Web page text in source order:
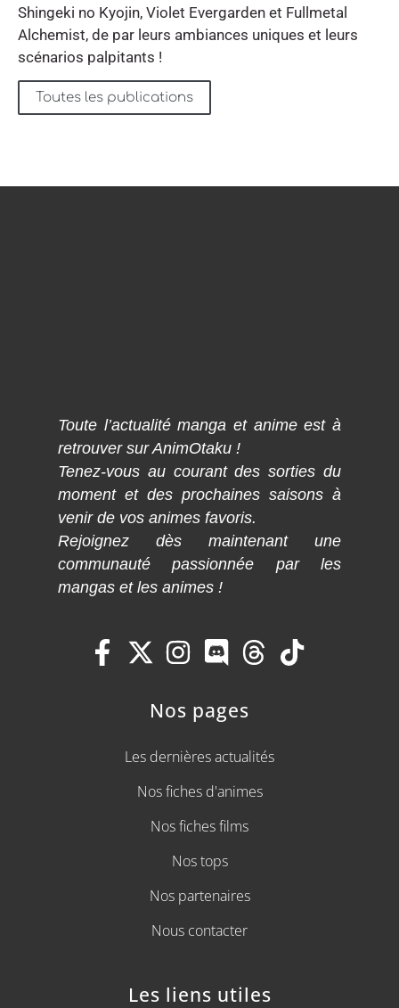
Shingeki no Kyojin, Violet Evergarden et Fullmetal
Alchemist, de par leurs ambiances uniques et leurs
scénarios palpitants !
Toutes les publications
Toute l’actualité manga et anime est à
retrouver sur AnimOtaku !
Tenez-vous au courant des sorties du
moment et des prochaines saisons à
venir de vos animes favoris.
Rejoignez dès maintenant une
communauté passionnée par les
mangas et les animes !
Nos pages
Les dernières actualités
Nos fiches d'animes
Nos fiches films
Nos tops
Nos partenaires
Nous contacter
Les liens utiles